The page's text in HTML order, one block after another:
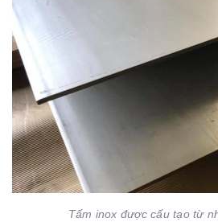
Tấm inox được cấu tạo từ